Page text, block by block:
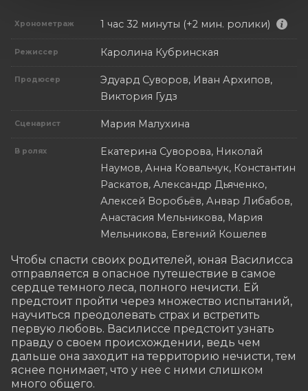
Хронометраж 1 час 32 минуты (+2 мин. ролики)
Режиссер Каролина Кубринская
Продюсер
Эдуард Суворов, Иван Архипов,
Виктория Гудз
Сценарист Мария Малухина
В ролях
Екатерина Суворова, Николай
Наумов, Анна Ковальчук, Константин
Раскатов, Александр Дьяченко,
Алексей Воробьёв, Анвар Либабов,
Анастасия Мельникова, Мария
Мельникова, Евгений Кошелев
Чтобы спасти своих родителей, юная Василисса
отправляется в опасное путешествие в самое
сердце темного леса, полного нечисти. Ей
предстоит пройти через множество испытаний,
научиться преодолевать страх и встретить
первую любовь. Василиссе предстоит узнать
правду о своем происхождении, ведь чем
дальше она заходит на территорию нечисти, тем
яснее понимает, что у нее с ними слишком
много общего.